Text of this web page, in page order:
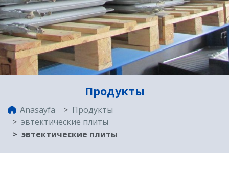
Продукты
Anasayfa
Продукты
эвтектические плиты
эвтектические плиты